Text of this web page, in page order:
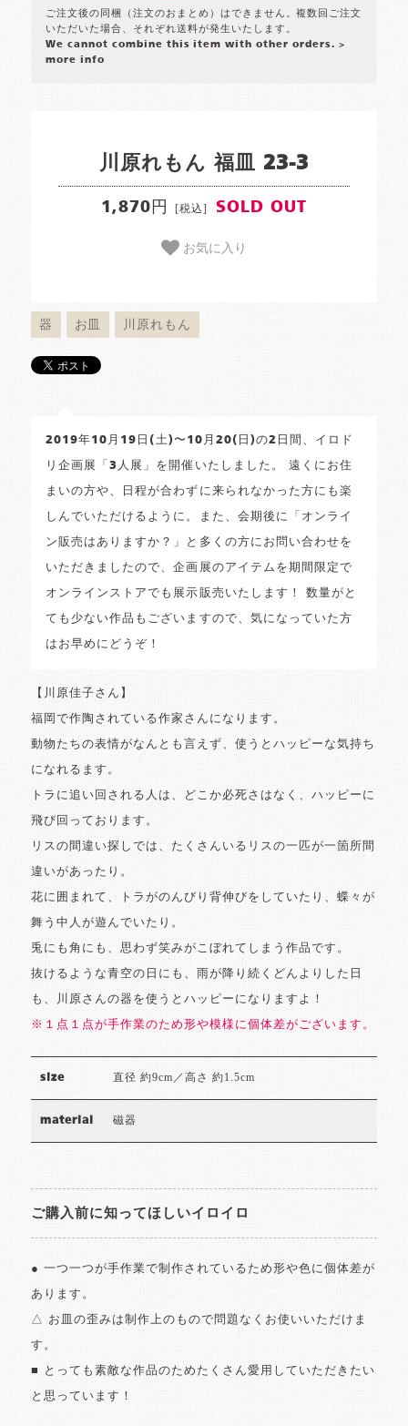
ご注文後の同梱（注文のおまとめ）はできません。複数回ご注文
いただいた場合、それぞれ送料が発生いたします。
We cannot combine this item with other orders. >
more info
川原れもん 福皿 23-3
1,870円 [税込] SOLD OUT
お気に入り
器 お皿 川原れもん
2019年10月19日(土)〜10月20(日)の2日間、イロド
リ企画展「3人展」を開催いたしました。 遠くにお住
まいの方や、日程が合わずに来られなかった方にも楽
しんでいただけるように。また、会期後に「オンライ
ン販売はありますか？」と多くの方にお問い合わせを
いただきましたので、企画展のアイテムを期間限定で
オンラインストアでも展示販売いたします！ 数量がと
ても少ない作品もございますので、気になっていた方
はお早めにどうぞ！
【川原佳子さん】
福岡で作陶されている作家さんになります。
動物たちの表情がなんとも言えず、使うとハッピーな気持ち
になれるます。
トラに追い回される人は、どこか必死さはなく、ハッピーに
飛び回っております。
リスの間違い探しでは、たくさんいるリスの一匹が一箇所間
違いがあったり。
花に囲まれて、トラがのんびり背伸びをしていたり、蝶々が
舞う中人が遊んでいたり。
兎にも角にも、思わず笑みがこぼれてしまう作品です。
抜けるような青空の日にも、雨が降り続くどんよりした日
も、川原さんの器を使うとハッピーになりますよ！
※１点１点が手作業のため形や模様に個体差がございます。
size 直径 約9cm／高さ 約1.5cm
material 磁器
ご購入前に知ってほしいイロイロ
● 一つ一つが手作業で制作されているため形や色に個体差が
あります。
△ お皿の歪みは制作上のもので問題なくお使いいただけま
す。
■ とっても素敵な作品のためたくさん愛用していただきたい
と思っています！